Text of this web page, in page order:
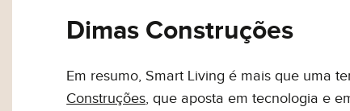
Dimas Construções
Em resumo, Smart Living é mais que uma
Construções, que aposta em tecnologia e